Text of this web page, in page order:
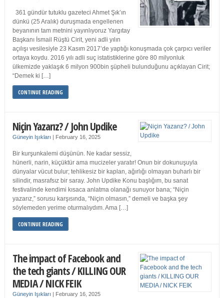
361 gündür tutuklu gazeteci Ahmet Şık’ın
dünkü (25 Aralık) duruşmada engellenen
beyanının tam metnini yayınlıyoruz Yargıtay
Başkanı İsmail Rüştü Cirit, yeni adli yılın
açılışı vesilesiyle 23 Kasım 2017’de yaptığı konuşmada çok çarpıcı veriler
ortaya koydu. 2016 yılı adli suç istatistiklerine göre 80 milyonluk
ülkemizde yaklaşık 6 milyon 900bin şüpheli bulunduğunu açıklayan Cirit;
“Demek ki […]
CONTINUE READING
Niçin Yazarız? / John Updike
Güneyin Işıkları | February 16, 2025
Bir kurşunkalemi düşünün. Ne kadar sessiz,
hünerli, narin, küçüktür ama mucizeler yaratır! Onun bir dokunuşuyla
dünyalar vücut bulur; tehlikesiz bir kaplan, ağırlığı olmayan buharlı bir
silindir, masrafsız bir saray. John Updike Konu başlığım, bu sanat
festivalinde kendimi kısaca anlatma olanağı sunuyor bana; “Niçin
yazarız,” sorusu karşısında, “Niçin olmasın,” demeli ve başka şey
söylemeden yerime oturmalıydım. Ama […]
CONTINUE READING
The impact of Facebook and
the tech giants / KILLING OUR
MEDIA / NICK FEIK
Güneyin Işıkları | February 16, 2025